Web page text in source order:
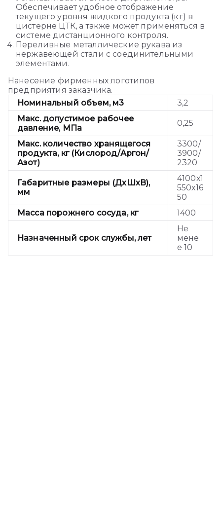
Обеспечивает удобное отображение
текущего уровня жидкого продукта (кг) в
цистерне ЦТК, а также может применяться в
системе дистанционного контроля.
Переливные металлические рукава из
нержавеющей стали с соединительными
элементами.
Нанесение фирменных логотипов
предприятия заказчика.
Номинальный объем, м3
3,2
Макс. допустимое рабочее
давление, МПа
0,25
Макс. количество хранящегося
продукта, кг (Кислород/Аргон/
Азот)
3300/
3900/
2320
Габаритные размеры (ДхШхВ),
мм
4100х1
550х16
50
Масса порожнего сосуда, кг
1400
Назначенный срок службы, лет
Не
мене
е 10